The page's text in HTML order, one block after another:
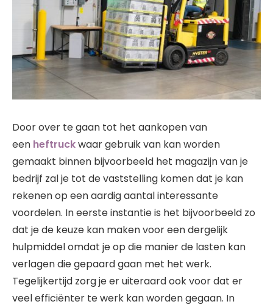
Door over te gaan tot het aankopen van
een heftruckwaar gebruik van kan worden
gemaakt binnen bijvoorbeeld het magazijn van je
bedrijf zal je tot de vaststelling komen dat je kan
rekenen op een aardig aantal interessante
voordelen. In eerste instantie is het bijvoorbeeld zo
dat je de keuze kan maken voor een dergelijk
hulpmiddel omdat je op die manier de lasten kan
verlagen die gepaard gaan met het werk.
Tegelijkertijd zorg je er uiteraard ook voor dat er
veel efficiënter te werk kan worden gegaan. In